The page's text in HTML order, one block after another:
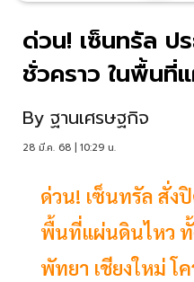
ด่วน! เซ็นทรัล ป
ชั่วคราว ในพื้นที่
By ฐานเศรษฐกิจ
28 มี.ค. 68 | 10:29 น.
ด่วน! เซ็นทรัล สั่ง
พื้นที่แผ่นดินไหว
พัทยา เชียงใหม่ โ